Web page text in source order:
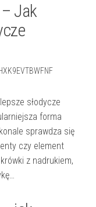
Jak
słodycze
forma
sprawdza się
czy element
z nadrukiem,